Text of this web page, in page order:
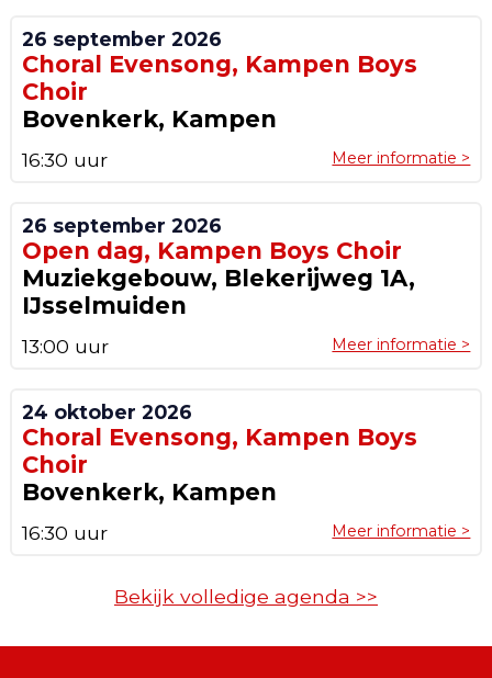
26 september 2026
Choral Evensong, Kampen Boys
Choir
Bovenkerk, Kampen
Meer informatie >
16:30 uur
26 september 2026
Open dag, Kampen Boys Choir
Muziekgebouw, Blekerijweg 1A,
IJsselmuiden
Meer informatie >
13:00 uur
24 oktober 2026
Choral Evensong, Kampen Boys
Choir
Bovenkerk, Kampen
Meer informatie >
16:30 uur
Bekijk volledige agenda >>